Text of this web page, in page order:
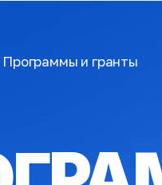
Программы и гранты